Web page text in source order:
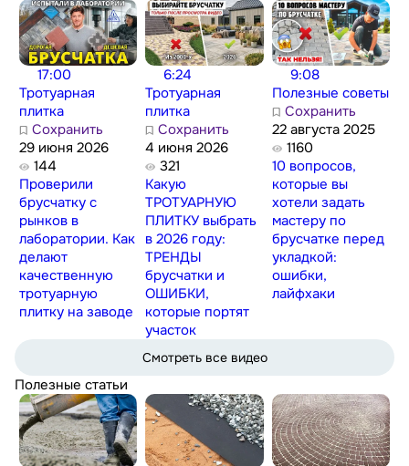
17:00
Тротуарная
плитка
Сохранить
29 июня 2026
144
Проверили
брусчатку с
рынков в
лаборатории. Как
делают
качественную
тротуарную
плитку на заводе
6:24
Тротуарная
плитка
Сохранить
4 июня 2026
321
Какую
ТРОТУАРНУЮ
ПЛИТКУ выбрать
в 2026 году:
ТРЕНДЫ
брусчатки и
ОШИБКИ,
которые портят
участок
9:08
Полезные советы
Сохранить
22 августа 2025
1160
10 вопросов,
которые вы
хотели задать
мастеру по
брусчатке перед
укладкой:
ошибки,
лайфхаки
Смотреть все видео
Полезные статьи